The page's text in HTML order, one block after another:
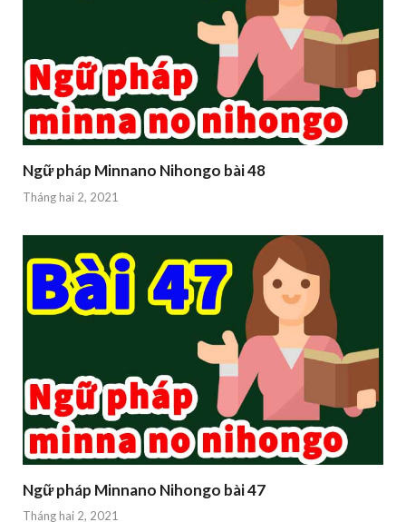
Ngữ pháp Minnano Nihongo bài 48
Tháng hai 2, 2021
Ngữ pháp Minnano Nihongo bài 47
Tháng hai 2, 2021